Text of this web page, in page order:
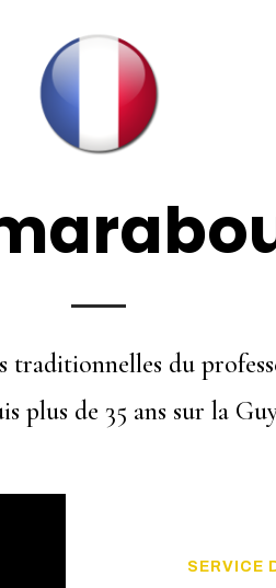
traditionnelles du
plus de 35 ans sur la
SERVICE